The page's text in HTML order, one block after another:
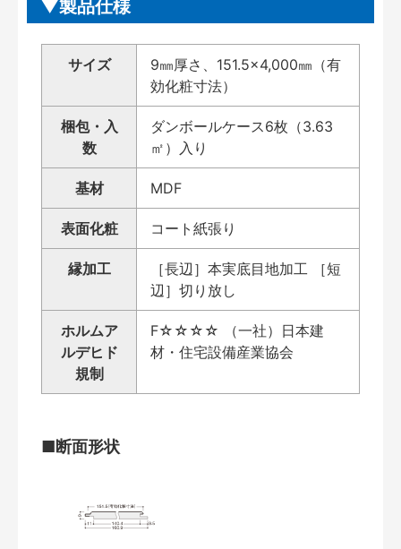
製品仕様
サイズ
9㎜厚さ、151.5×4,000㎜（有
効化粧寸法）
梱包・入
数
ダンボールケース6枚（3.63
㎡）入り
基材 MDF
表面化粧 コート紙張り
縁加工
［長辺］本実底目地加工 ［短
辺］切り放し
ホルムア
ルデヒド
規制
F☆☆☆☆ （一社）日本建
材・住宅設備産業協会
■断面形状